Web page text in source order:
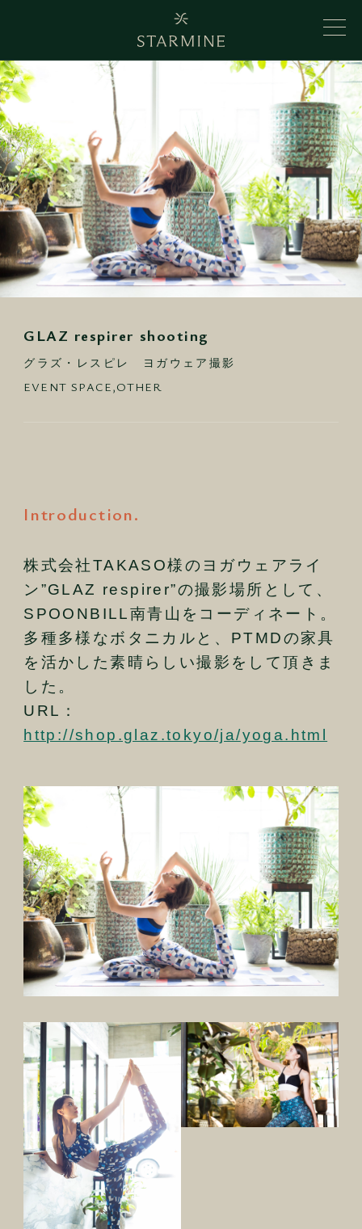
GLAZ respirer shooting
グラズ・レスピレ ヨガウェア撮影
EVENT SPACE,OTHER
Introduction.
株式会社TAKASO様のヨガウェアライ
ン”GLAZ respirer”の撮影場所として、
SPOONBILL南青山をコーディネート。
多種多様なボタニカルと、PTMDの家具
を活かした素晴らしい撮影をして頂きま
した。
URL：
http://shop.glaz.tokyo/ja/yoga.html